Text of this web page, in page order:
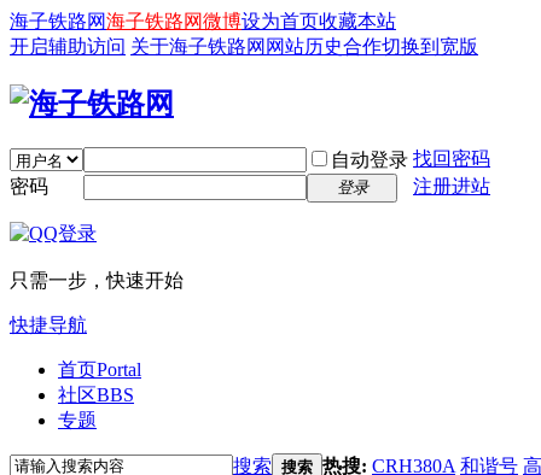
海子铁路网海子铁路网微博设为首页收藏本站
开启辅助访问 关于海子铁路网 网站历史合作切换到宽版
自动登录 找回密码
密码
登录 注册进站
只需一步，快速开始
快捷导航
首页Portal
社区BBS
专题
搜索 搜索 热搜: CRH380A 和谐号